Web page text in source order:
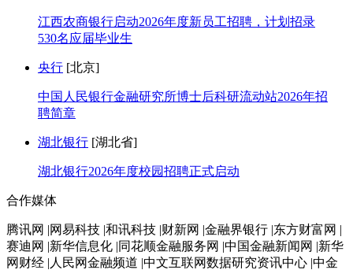
江西农商银行启动2026年度新员工招聘，计划招录
530名应届毕业生
央行 [北京]
中国人民银行金融研究所博士后科研流动站2026年招
聘简章
湖北银行 [湖北省]
湖北银行2026年度校园招聘正式启动
合作媒体
腾讯网 |网易科技 |和讯科技 |财新网 |金融界银行 |东方财富网 |
赛迪网 |新华信息化 |同花顺金融服务网 |中国金融新闻网 |新华
网财经 |人民网金融频道 |中文互联网数据研究资讯中心 |中金